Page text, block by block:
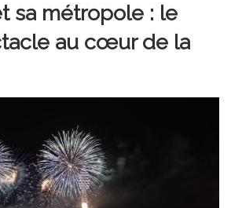
sa métropole : le
au cœur de la